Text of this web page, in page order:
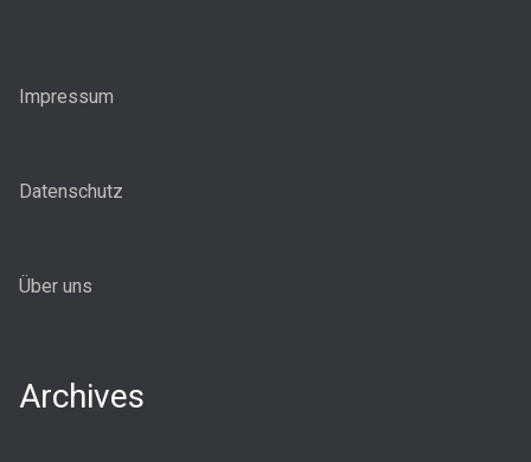
Impressum
Datenschutz
Über uns
Archives